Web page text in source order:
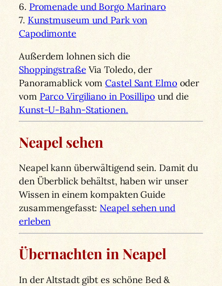
6. Promenade und Borgo Marinaro
7. Kunstmuseum und Park von
Capodimonte
Außerdem lohnen sich die
ShoppingstraßeVia Toledo, der
Panoramablick vomCastel Sant Elmo oder
vom Parco Virgiliano in Posillipo und die
Kunst-U-Bahn-Stationen.
Neapel sehen
Neapel kann überwältigend sein. Damit du
den Überblick behältst, haben wir unser
Wissen in einem kompakten Guide
zusammengefasst: Neapel sehen und
erleben
Übernachten in Neapel
In der Altstadt gibt es schöne Bed &